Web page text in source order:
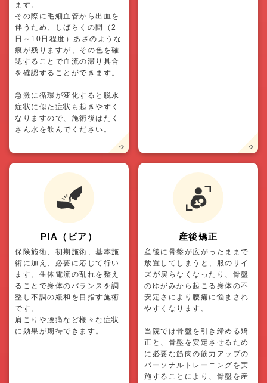
ます。
その際に毛細血管から出血を
伴うため、しばらくの間（2
日～10日程度）あざのような
痕が残りますが、その色を確
認することで血流の滞り具合
を確認することができます。
急激に循環が変化すると脱水
症状に似た症状も起きやすく
なりますので、施術後はたく
さん水を飲んでください。
PIA（ピア）
保険施術、初期施術、基本施
術に加え、必要に応じて行い
ます。生体電流の乱れを整え
ることで身体のバランスを調
整し不調の緩和を目指す施術
です。
肩こりや腰痛など様々な症状
に効果が期待できます。
産後矯正
産後に骨盤が広がったままで
放置してしまうと、服のサイ
ズが戻らなくなったり、骨盤
のゆがみから起こる身体の不
安定さにより腰痛に悩まされ
やすくなります。
当院では骨盤を引き締める矯
正と、骨盤を安定させるため
に必要な筋肉の筋力アップの
パーソナルトレーニングを実
施することにより、骨盤を産